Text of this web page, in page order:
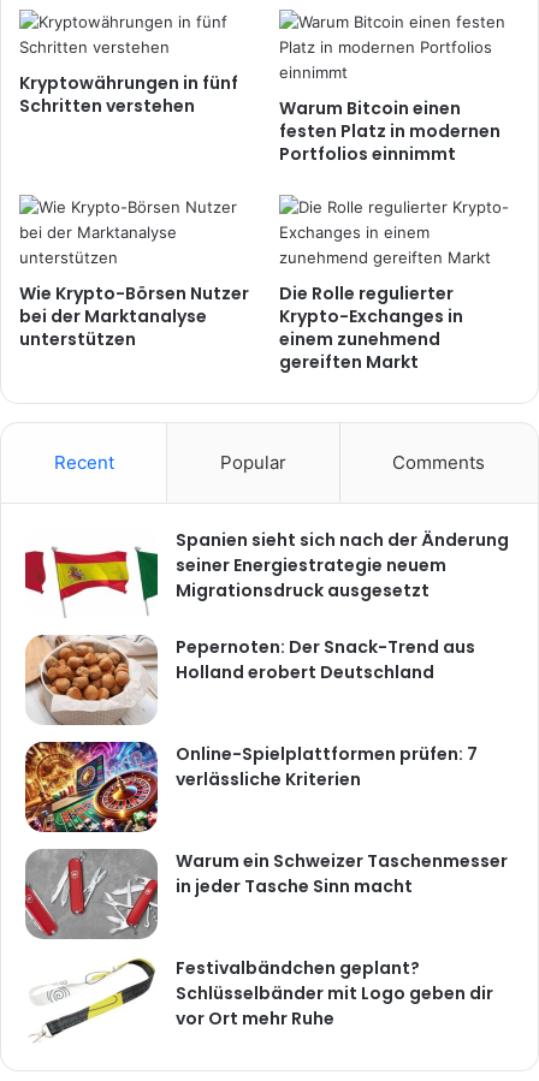
Kryptowährungen in fünf
Schritten verstehen
Warum Bitcoin einen
festen Platz in modernen
Portfolios einnimmt
Wie Krypto-Börsen Nutzer
bei der Marktanalyse
unterstützen
Die Rolle regulierter
Krypto-Exchanges in
einem zunehmend
gereiften Markt
Recent Popular Comments
Spanien sieht sich nach der Änderung
seiner Energiestrategie neuem
Migrationsdruck ausgesetzt
Pepernoten: Der Snack-Trend aus
Holland erobert Deutschland
Online-Spielplattformen prüfen: 7
verlässliche Kriterien
Warum ein Schweizer Taschenmesser
in jeder Tasche Sinn macht
Festivalbändchen geplant?
Schlüsselbänder mit Logo geben dir
vor Ort mehr Ruhe